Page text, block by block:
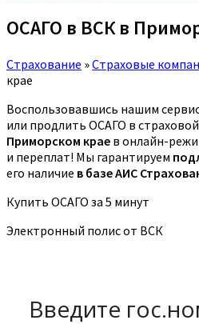
ОСАГО в ВСК в
Страхование »Страховые
крае
Воспользовавшись нашим
или продлить ОСАГО в
Приморском крае в онлайн-
и переплат! Мы гарантируем
его наличие в базе АИС
Купить ОСАГО за 5 минут
Электронный полис от ВСК